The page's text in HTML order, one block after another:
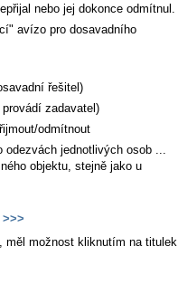
nebo jej dokonce odmítnul.
avízo pro dosavadního
řešitel)
zadavatel)
odmítnout
jednotlivých osob ...
objektu, stejně jako u
>>>
měl možnost kliknutím na titulek